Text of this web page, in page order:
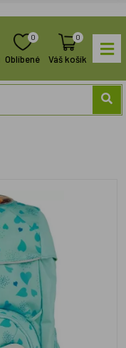
0
Oblíbené
0
Váš košík